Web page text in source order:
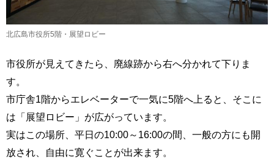
北広島市役所5階・展望ロビー
市役所が見えてきたら、廃線跡から右へ分かれて下りま
す。
市庁舎1階からエレベーターで一気に5階へ上ると、そこに
は「展望ロビー」が広がっています。
実はこの場所、平日の10:00～16:00の間、一般の方にも開
放され、自由に寛ぐことが出来ます。